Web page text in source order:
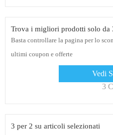
Trova i migliori prodotti solo da
Basta controllare la pagina per lo
ultimi coupon e offerte
Vedi
3
3 per 2 su articoli selezionati